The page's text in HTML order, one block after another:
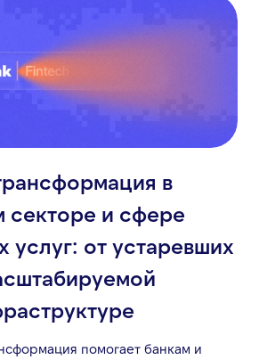
в
секторе и сфере
услуг: от устаревших
помогает банкам и